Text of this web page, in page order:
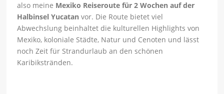
also meine Mexiko Reiseroute für 2 Wochen auf der
Halbinsel Yucatan vor. Die Route bietet viel
Abwechslung beinhaltet die kulturellen Highlights von
Mexiko, koloniale Städte, Natur und Cenoten und lässt
noch Zeit für Strandurlaub an den schönen
Karibikstränden.